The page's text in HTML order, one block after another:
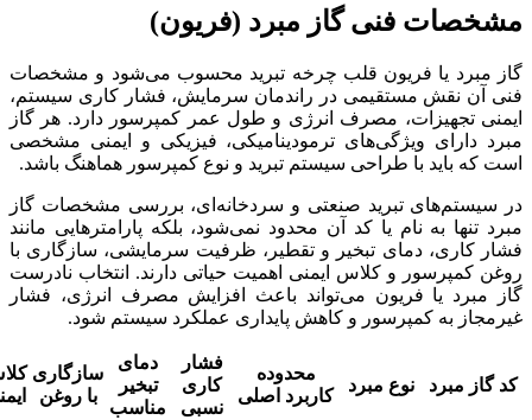
مشخصات فنی گاز مبرد (فریون)
گاز مبرد یا فریون قلب چرخه تبرید محسوب می‌شود و مشخصات
فنی آن نقش مستقیمی در راندمان سرمایش، فشار کاری سیستم،
ایمنی تجهیزات، مصرف انرژی و طول عمر کمپرسور دارد. هر گاز
مبرد دارای ویژگی‌های ترمودینامیکی، فیزیکی و ایمنی مشخصی
است که باید با طراحی سیستم تبرید و نوع کمپرسور هماهنگ باشد.
در سیستم‌های تبرید صنعتی و سردخانه‌ای، بررسی مشخصات گاز
مبرد تنها به نام یا کد آن محدود نمی‌شود، بلکه پارامترهایی مانند
فشار کاری، دمای تبخیر و تقطیر، ظرفیت سرمایشی، سازگاری با
روغن کمپرسور و کلاس ایمنی اهمیت حیاتی دارند. انتخاب نادرست
گاز مبرد یا فریون می‌تواند باعث افزایش مصرف انرژی، فشار
غیرمجاز به کمپرسور و کاهش پایداری عملکرد سیستم شود.
کد گاز مبرد نوع مبرد
محدوده
کاربرد اصلی
فشار
کاری
نسبی
دمای
تبخیر
مناسب
سازگاری
با روغن